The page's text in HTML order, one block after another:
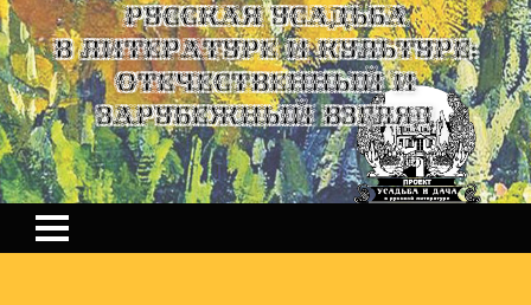
Русская усадьба
в литературе и культуре:
отечественный и
зарубежный взгляд